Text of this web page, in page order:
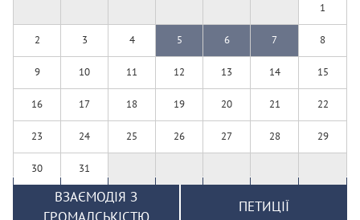
1
2 3 4 5 6 7 8
9 10 11 12 13 14 15
16 17 18 19 20 21 22
23 24 25 26 27 28 29
30 31
ВЗАЄМОДІЯ З
ГРОМАДСЬКІСТЮ
ПЕТИЦІЇ